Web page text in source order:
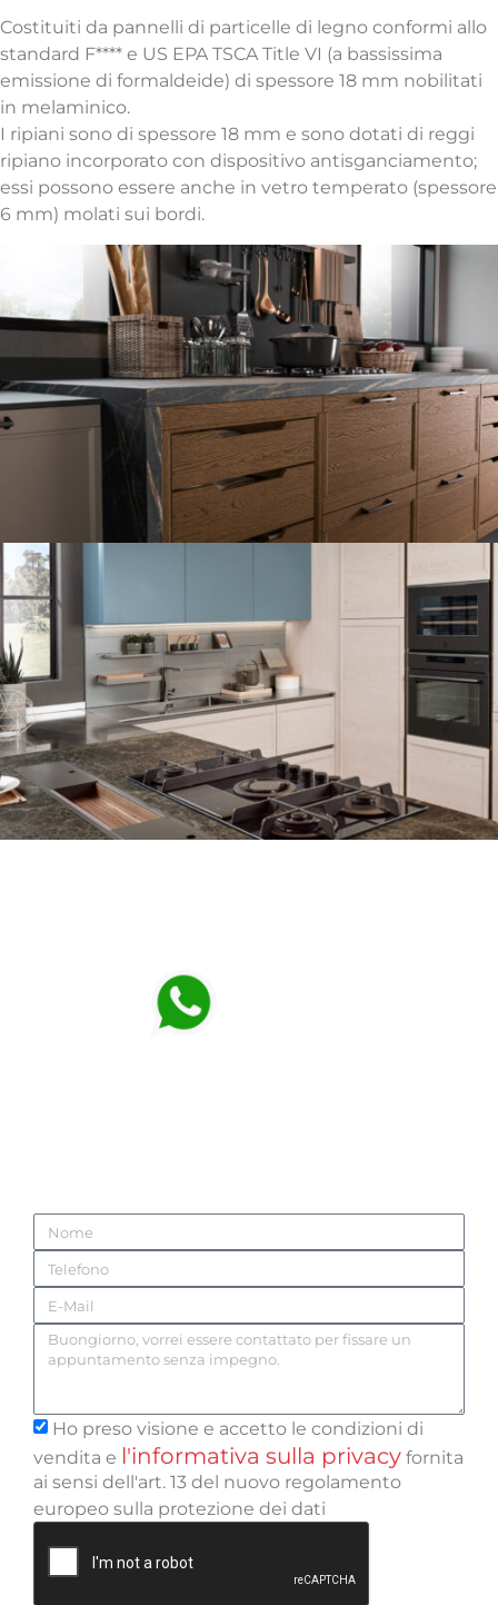
Costituiti da pannelli di particelle di legno conformi allo
standard F**** e US EPA TSCA Title VI (a bassissima
emissione di formaldeide) di spessore 18 mm nobilitati
in melaminico.
I ripiani sono di spessore 18 mm e sono dotati di reggi
ripiano incorporato con dispositivo antisganciamento;
essi possono essere anche in vetro temperato (spessore
6 mm) molati sui bordi.
Ho preso visione e accetto le condizioni di
vendita e l'informativa sulla privacy fornita
ai sensi dell'art. 13 del nuovo regolamento
europeo sulla protezione dei dati